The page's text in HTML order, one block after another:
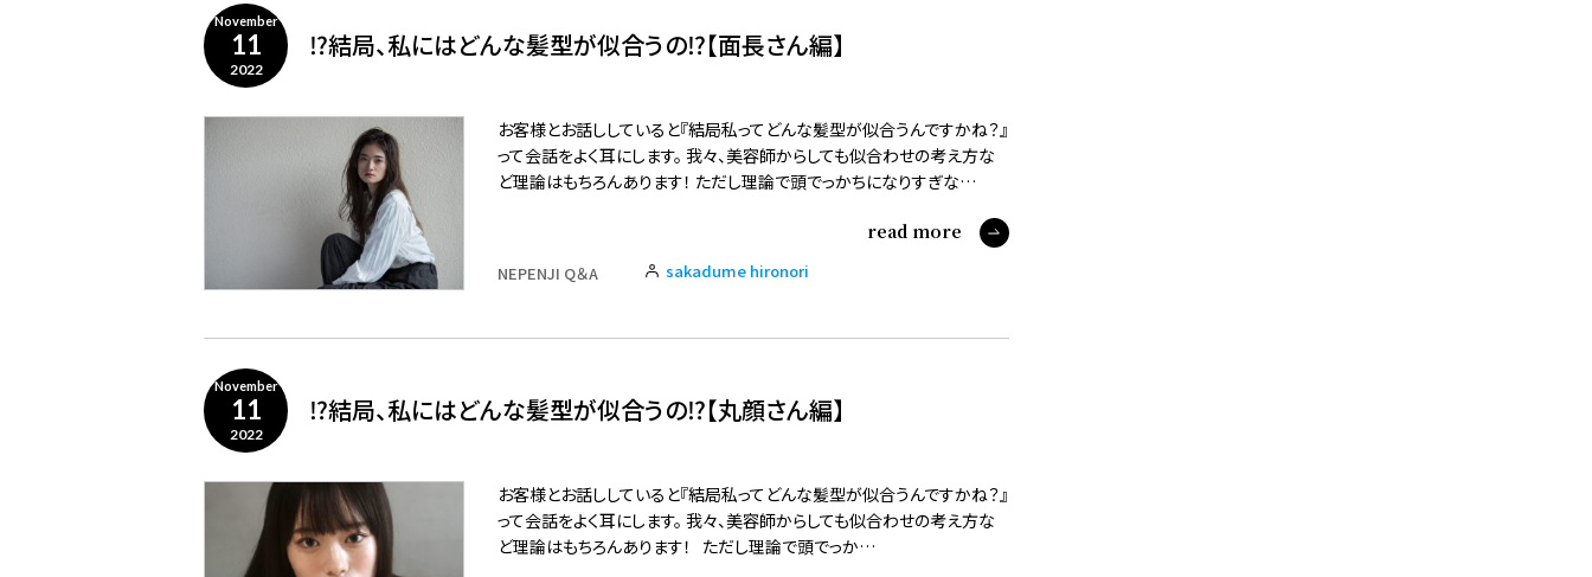
November
11
2022
⁉️結局、私にはどんな髪型が似合うの⁉️【面長さん編】
お客様とお話ししていると『結局私ってどんな髪型が似合うんですかね？』
って会話をよく耳にします。 我々、美容師からしても似合わせの考え方な
ど理論はもちろんあります！ ただし理論で頭でっかちになりすぎな…
read more
NEPENJI Q＆A sakadume hironori
November
11
2022
⁉️結局、私にはどんな髪型が似合うの⁉️【丸顔さん編】
お客様とお話ししていると『結局私ってどんな髪型が似合うんですかね？』
って会話をよく耳にします。 我々、美容師からしても似合わせの考え方な
ど理論はもちろんあります！ ただし理論で頭でっか…